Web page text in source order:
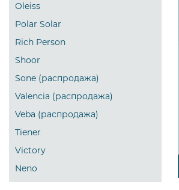
Oleiss
Polar Solar
Rich Person
Shoor
Sone (распродажа)
Valencia (распродажа)
Veba (распродажа)
Tiener
Victory
Neno